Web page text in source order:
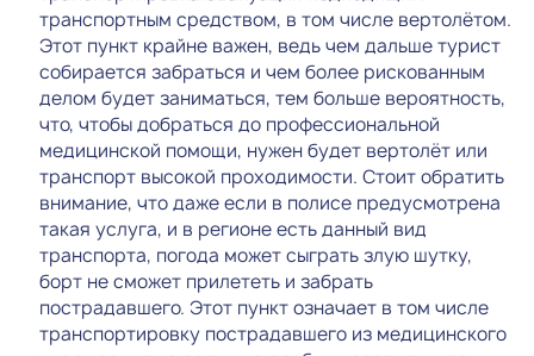
транспортным средством, в том числе вертолётом.
Этот пункт крайне важен, ведь чем дальше турист
собирается забраться и чем более рискованным
делом будет заниматься, тем больше вероятность,
что, чтобы добраться до профессиональной
медицинской помощи, нужен будет вертолёт или
транспорт высокой проходимости. Стоит обратить
внимание, что даже если в полисе предусмотрена
такая услуга, и в регионе есть данный вид
транспорта, погода может сыграть злую шутку,
борт не сможет прилететь и забрать
пострадавшего. Этот пункт означает в том числе
транспортировку пострадавшего из медицинского